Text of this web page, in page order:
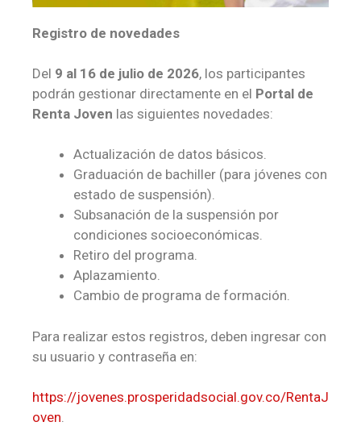
Registro de novedades
Del 9 al 16 de julio de 2026, los participantes
podrán gestionar directamente en el Portal de
Renta Joven las siguientes novedades:
Actualización de datos básicos.
Graduación de bachiller (para jóvenes con
estado de suspensión).
Subsanación de la suspensión por
condiciones socioeconómicas.
Retiro del programa.
Aplazamiento.
Cambio de programa de formación.
Para realizar estos registros, deben ingresar con
su usuario y contraseña en:
https://jovenes.prosperidadsocial.gov.co/RentaJ
oven